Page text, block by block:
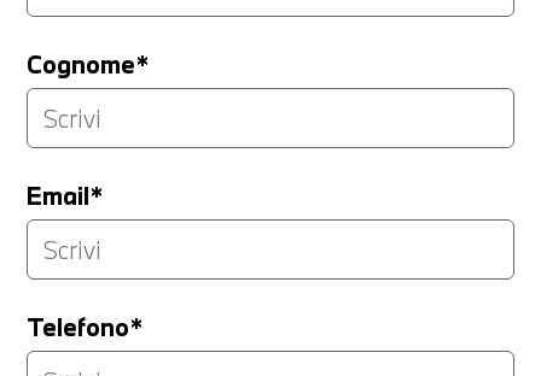
Cognome*
Email*
Telefono*